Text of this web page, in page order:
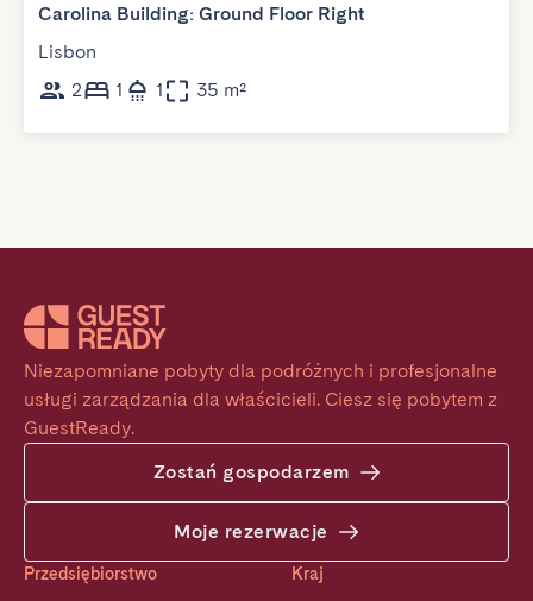
Carolina Building: Ground Floor Right
Lisbon
2
1 1 35 m²
Niezapomniane pobyty dla podróżnych i profesjonalne
usługi zarządzania dla właścicieli. Ciesz się pobytem z
GuestReady.
Zostań gospodarzem
Moje rezerwacje
Przedsiębiorstwo Kraj